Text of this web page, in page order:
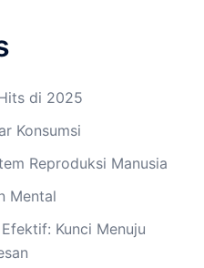
di 2025
Konsumsi
Reproduksi Manusia
Mental
Kunci Menuju